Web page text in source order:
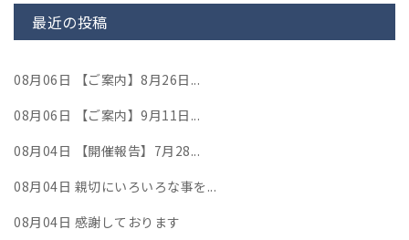
最近の投稿
08月06日 【ご案内】8月26日...
08月06日 【ご案内】9月11日...
08月04日 【開催報告】7月28...
08月04日 親切にいろいろな事を...
08月04日 感謝しております